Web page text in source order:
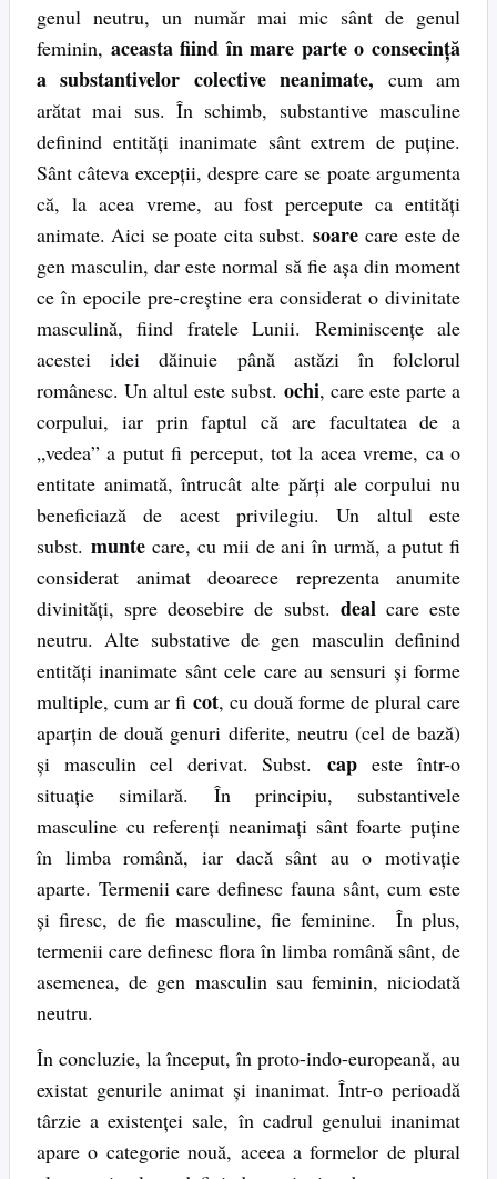
genul neutru, un număr mai mic sânt de genul
feminin, aceasta fiind în mare parte o consecință
a substantivelor colective neanimate, cum am
arătat mai sus. În schimb, substantive masculine
definind entități inanimate sânt extrem de puține.
Sânt câteva excepții, despre care se poate argumenta
că, la acea vreme, au fost percepute ca entități
animate. Aici se poate cita subst. soarecare este de
gen masculin, dar este normal să fie așa din moment
ce în epocile pre-creștine era considerat o divinitate
masculină, fiind fratele Lunii. Reminiscențe ale
acestei idei dăinuie până astăzi în folclorul
românesc. Un altul este subst. ochi, care este parte a
corpului, iar prin faptul că are facultatea de a
„vedea” a putut fi perceput, tot la acea vreme, ca o
entitate animată, întrucât alte părți ale corpului nu
beneficiază de acest privilegiu. Un altul este
subst. muntecare, cu mii de ani în urmă, a putut fi
considerat animat deoarece reprezenta anumite
divinități, spre deosebire de subst. dealcare este
neutru. Alte substative de gen masculin definind
entități inanimate sânt cele care au sensuri și forme
multiple, cum ar fi cot, cu două forme de plural care
aparțin de două genuri diferite, neutru (cel de bază)
și masculin cel derivat. Subst. capeste într-o
situație similară. În principiu, substantivele
masculine cu referenți neanimați sânt foarte puține
în limba română, iar dacă sânt au o motivație
aparte. Termenii care definesc fauna sânt, cum este
și firesc, de fie masculine, fie feminine. În plus,
termenii care definesc flora în limba română sânt, de
asemenea, de gen masculin sau feminin, niciodată
neutru.
În concluzie, la început, în proto-indo-europeană, au
existat genurile animat și inanimat. Într-o perioadă
târzie a existenței sale, în cadrul genului inanimat
apare o categorie nouă, aceea a formelor de plural